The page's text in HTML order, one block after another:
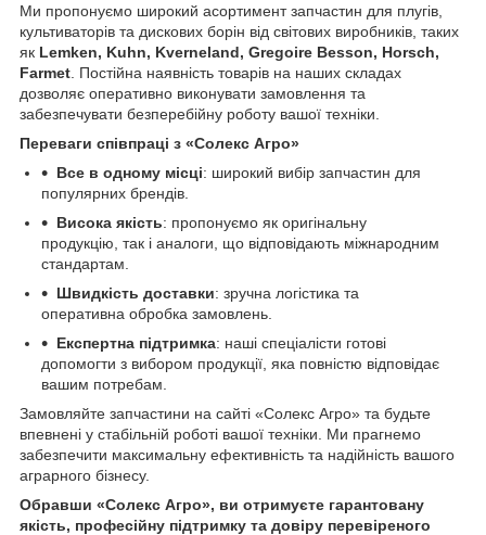
Ми пропонуємо широкий асортимент запчастин для плугів,
культиваторів та дискових борін від світових виробників, таких
як Lemken, Kuhn, Kverneland, Gregoire Besson, Horsch,
Farmet . Постійна наявність товарів на наших складах
дозволяє оперативно виконувати замовлення та
забезпечувати безперебійну роботу вашої техніки.
Переваги співпраці з «Солекс Агро»
Все в одному місці: широкий вибір запчастин для
популярних брендів.
Висока якість: пропонуємо як оригінальну
продукцію, так і аналоги, що відповідають міжнародним
стандартам.
Швидкість доставки: зручна логістика та
оперативна обробка замовлень.
Експертна підтримка: наші спеціалісти готові
допомогти з вибором продукції, яка повністю відповідає
вашим потребам.
Замовляйте запчастини на сайті «Солекс Агро» та будьте
впевнені у стабільній роботі вашої техніки. Ми прагнемо
забезпечити максимальну ефективність та надійність вашого
аграрного бізнесу.
Обравши «Солекс Агро», ви отримуєте гарантовану
якість, професійну підтримку та довіру перевіреного